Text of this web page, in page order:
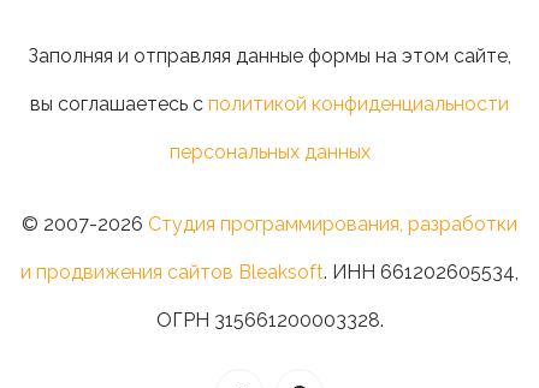
Заполняя и отправляя данные формы на этом сайте,
вы соглашаетесь с политикой конфиденциальности
персональных данных
© 2007-2026 Студия программирования, разработки
и продвижения сайтов Bleaksoft. ИНН 661202605534,
ОГРН 315661200003328.